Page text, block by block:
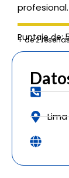
profesional.
Puntaje de:
+ de 2 reseñas